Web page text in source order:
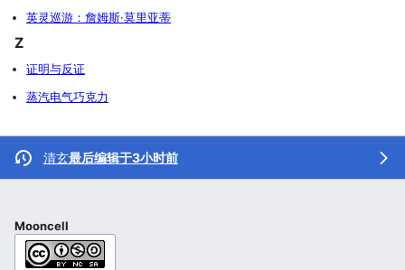
英灵巡游：詹姆斯·莫里亚蒂
Z
证明与反证
蒸汽电气巧克力
清玄最后编辑于3小时前
Mooncell